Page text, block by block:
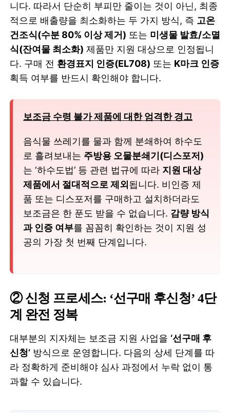
니다. 따라서 단순히 부피만 줄이는 것이 아닌, 최종
적으로 배출량을 최소화하는 두 가지 방식, 즉 고온
건조식(수분 80% 이상 제거) 또는 미생물 발효/소멸
식(잔여물 최소화) 제품만 지원 대상으로 인정됩니
다. 구매 전 환경표지 인증(EL708) 또는 K마크 인증
획득 여부를 반드시 확인해야 합니다.
보조금 수령 불가 제품에 대한 엄격한 경고
음식물 쓰레기를 물과 함께 분쇄하여 하수도
로 흘려보내는 주방용 오물분쇄기(디스포저)
는 ‘하수도법’ 등 관련 법규에 따라 지원 대상
제품에서 절대적으로 제외 됩니다. 비인증 제
품 또는 디스포저를 구매하고 설치하더라도
보조금은 한 푼도 받을 수 없습니다. 감량 방식
과 인증 여부를 꼼꼼히 확인하는 것이 지원 성
공의 가장 첫 번째 단계입니다.
② 신청 프로세스: ‘선구매 후신청’ 4단
계 완전 정복
대부분의 지자체는 보조금 지원 사업을 ‘선구매 후
신청’ 방식으로 운영합니다. 다음의 상세 단계를 따
라 정확하게 준비해야 심사 과정에서 누락 없이 통
과할 수 있습니다.